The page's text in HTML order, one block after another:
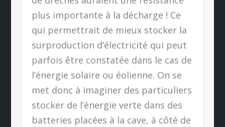
plus importante à la décharge ! Ce
qui permettrait de mieux stocker la
surproduction d’électricité qui peut
parfois être constatée dans le cas de
l’énergie solaire ou éolienne. On se
met donc à imaginer des particuliers
stocker de l’énergie verte dans des
batteries placées à la cave, à côté de